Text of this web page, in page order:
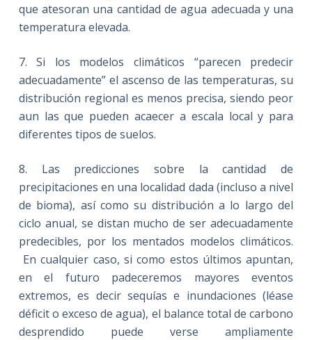
que atesoran una cantidad de agua adecuada y una
temperatura elevada.
7. Si los modelos climáticos “parecen predecir
adecuadamente” el ascenso de las temperaturas, su
distribución regional es menos precisa, siendo peor
aun las que pueden acaecer a escala local y para
diferentes tipos de suelos.
8. Las predicciones sobre la cantidad de
precipitaciones en una localidad dada (incluso a nivel
de bioma), así como su distribución a lo largo del
ciclo anual, se distan mucho de ser adecuadamente
predecibles, por los mentados modelos climáticos.
En cualquier caso, si como estos últimos apuntan,
en el futuro padeceremos mayores eventos
extremos, es decir sequías e inundaciones (léase
déficit o exceso de agua), el balance total de carbono
desprendido puede verse ampliamente